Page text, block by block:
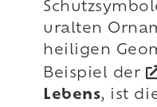
uralten
heiligen
Beispiel der
Lebens, ist